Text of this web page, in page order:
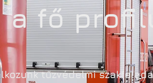
a fő
tűzvédelmi